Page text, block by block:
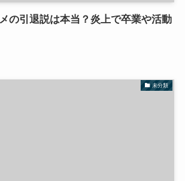
の引退説は本当？炎上で卒業や活動
未分類